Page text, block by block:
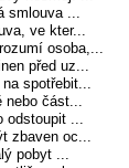
smlouva ...
ve kter...
osoba,...
před uz...
spotřebit...
nebo část...
odstoupit ...
zbaven oc...
pobyt ...